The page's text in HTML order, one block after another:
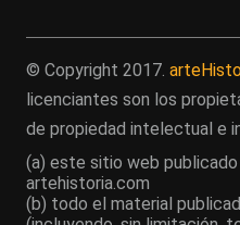
© Copyright 2017.
licenciantes son los
de propiedad intelectual e
(a) este sitio web publicado
artehistoria.com
(b) todo el material